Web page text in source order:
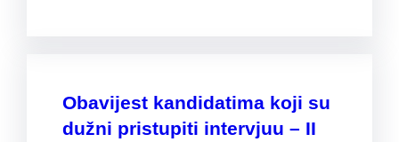
Obavijest kandidatima koji su
dužni pristupiti intervjuu – II